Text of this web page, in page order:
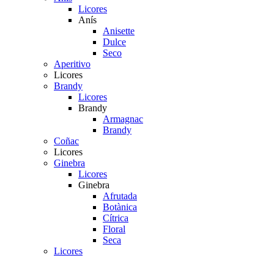
Licores
Anís
Anisette
Dulce
Seco
Aperitivo
Licores
Brandy
Licores
Brandy
Armagnac
Brandy
Coñac
Licores
Ginebra
Licores
Ginebra
Afrutada
Botànica
Cítrica
Floral
Seca
Licores